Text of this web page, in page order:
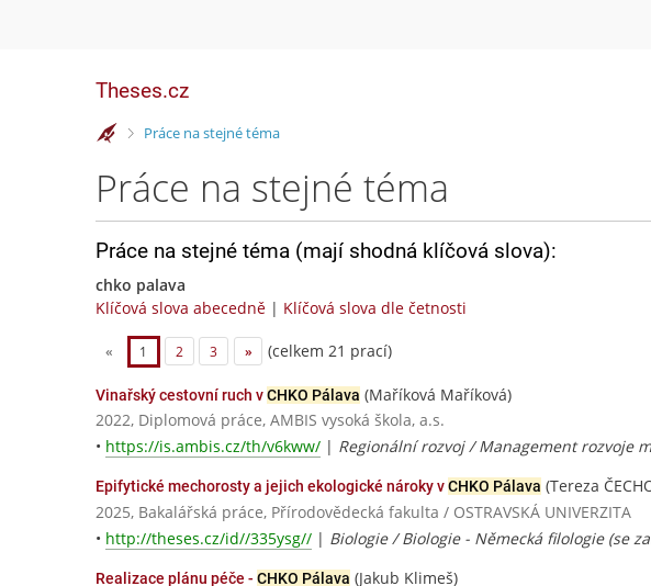
Theses.cz
>Práce na stejné téma
Práce na stejné téma
Práce na stejné téma (mají shodná klíčová slova):
chko palava
Klíčová slova abecedně | Klíčová slova dle četnosti
« 1 2 3 » (celkem 21 prací)
Vinařský cestovní ruch vCHKO Pálava (Maříková Maříková)
2022, Diplomová práce, AMBIS vysoká škola, a.s.
• https://is.ambis.cz/th/v6kww/ | Regionální rozvoj / Management rozvoje
Epifytické mechorosty a jejich ekologické nároky vCHKO Pálava (Tereza
2025, Bakalářská práce, Přírodovědecká fakulta / OSTRAVSKÁ UNIVERZITA
• http://theses.cz/id//335ysg// | Biologie / Biologie - Německá filologie (se
Realizace plánu péče - CHKO Pálava (Jakub Klimeš)